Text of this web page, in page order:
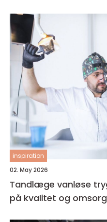
inspiration
02. May 2026
Tandlæge vanløse tryg tandpleje med fokus
på kvalitet og omsorg